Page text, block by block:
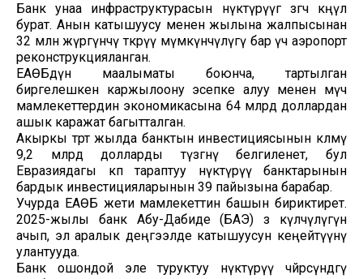
Банк унаа инфраструктурасын өнүктүрүүгө өзгөчө көңүл
бурат. Анын катышуусу менен жылына жалпысынан
32 млн жүргүнчү өткөрүү мүмкүнчүлүгү бар үч аэропорт
реконструкцияланган.
ЕАӨБдүн маалыматы боюнча, тартылган
биргелешкен каржылоону эсепке алуу менен мүчө
мамлекеттердин экономикасына 64 млрд доллардан
ашык каражат багытталган.
Акыркы төрт жылда банктын инвестициясынын көлөмү
9,2 млрд долларды түзгөнү белгиленет, бул
Евразиядагы көп тараптуу өнүктүрүү банктарынын
бардык инвестицияларынын 39 пайызына барабар.
Учурда ЕАӨБ жети мамлекеттин башын бириктирет.
2025-жылы банк Абу-Дабиде (БАЭ) өз өкүлчүлүгүн
ачып, эл аралык деңгээлде катышуусун кеңейтүүнү
улантууда.
Банк ошондой эле туруктуу өнүктүрүү чөйрөсүндөгү